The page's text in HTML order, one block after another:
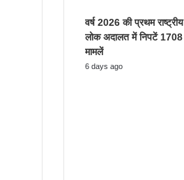
वर्ष 2026 की प्रथम राष्ट्रीय
लोक अदालत में निपटें 1708
मामलें
6 days ago